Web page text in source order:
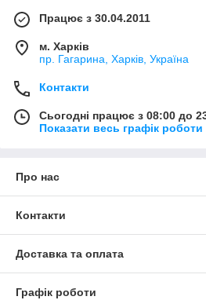
Працює з 30.04.2011
м. Харків
пр. Гагарина, Харків, Україна
Контакти
Сьогодні працює з 08:00 до
Показати весь графік роботи
Про нас
Контакти
Доставка та оплата
Графік роботи